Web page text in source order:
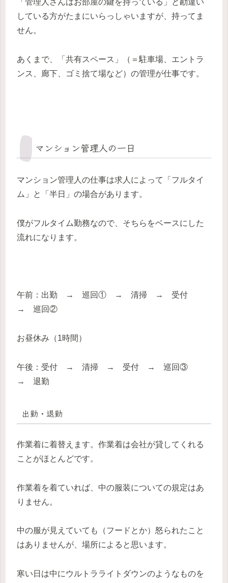
「管理人さんはお部屋の鍵を持っている」と勘違い
している方がたまにいらっしゃいますが、持ってま
せん。
あくまで、「共有スペース」（＝駐車場、エントラ
ンス、廊下、ゴミ捨て場など）の管理が仕事です。
マンション管理人の一日
マンション管理人の仕事は求人によって「フルタイ
ム」と「半日」の場合があります。
僕がフルタイム勤務なので、そちらをベースにした
流れになります。
午前：出勤 → 巡回① → 清掃 → 受付
→ 巡回②
お昼休み（1時間）
午後：受付 → 清掃 → 受付 → 巡回③
→ 退勤
出勤・退勤
作業着に着替えます。作業着は会社が貸してくれる
ことがほとんどです。
作業着を着ていれば、中の服装についての規定はあ
りません。
中の服が見えていても（フードとか）怒られたこと
はありませんが、場所によると思います。
寒い日は中にウルトラライトダウンのようなものを